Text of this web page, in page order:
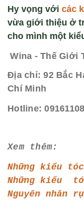
Hy vọng với các
vừa giới thiệu ở
cho mình một
Wina - Thế Giới
Địa chỉ: 92 Bắc
Chí Minh
Hotline:
Xem thêm:
Những kiểu
Những kiểu
Nguyên nhân